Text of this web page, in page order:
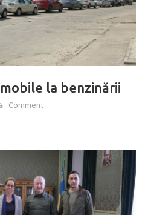
la benzinării
Comment